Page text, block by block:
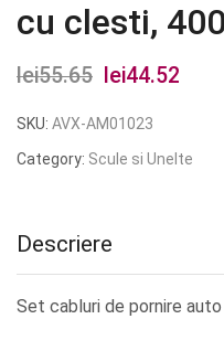
cu clesti,
lei55.65
Prețul
inițial
a
lei44.52
este:
SKU: AVX-AM01023
Category: Scule si Unelte
Descriere
Set cabluri de pornire